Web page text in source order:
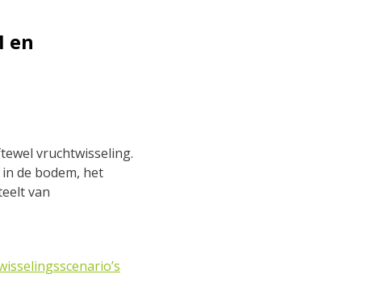
en
vruchtwisseling.
de bodem, het
van